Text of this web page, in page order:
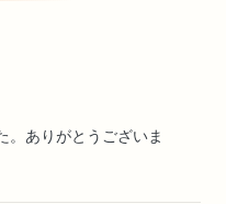
。ありがとうございま